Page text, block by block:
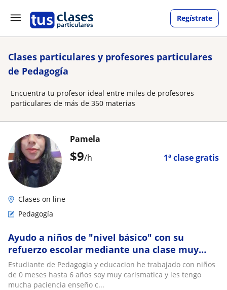
Regístrate
Clases particulares y profesores particulares
de Pedagogía
Encuentra tu profesor ideal entre miles de profesores
particulares de más de 350 materias
$9/h 1ª clase gratis
Pamela
Clases on line
Pedagogía
Ayudo a niños de "nivel básico" con su
refuerzo escolar mediante una clase muy
dimanica
Estudiante de Pedagogia y educacion he trabajado con niños
de 0 meses hasta 6 años soy muy carismatica y les tengo
mucha paciencia enseño c...